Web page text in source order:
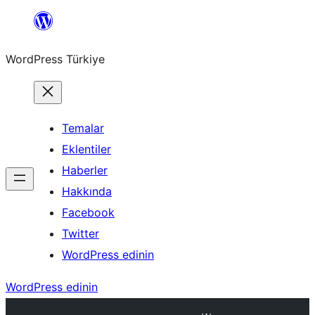
İçeriğe
WordPress Türkiye
Temalar
Eklentiler
Haberler
Hakkında
Facebook
Twitter
WordPress edinin
WordPress edinin